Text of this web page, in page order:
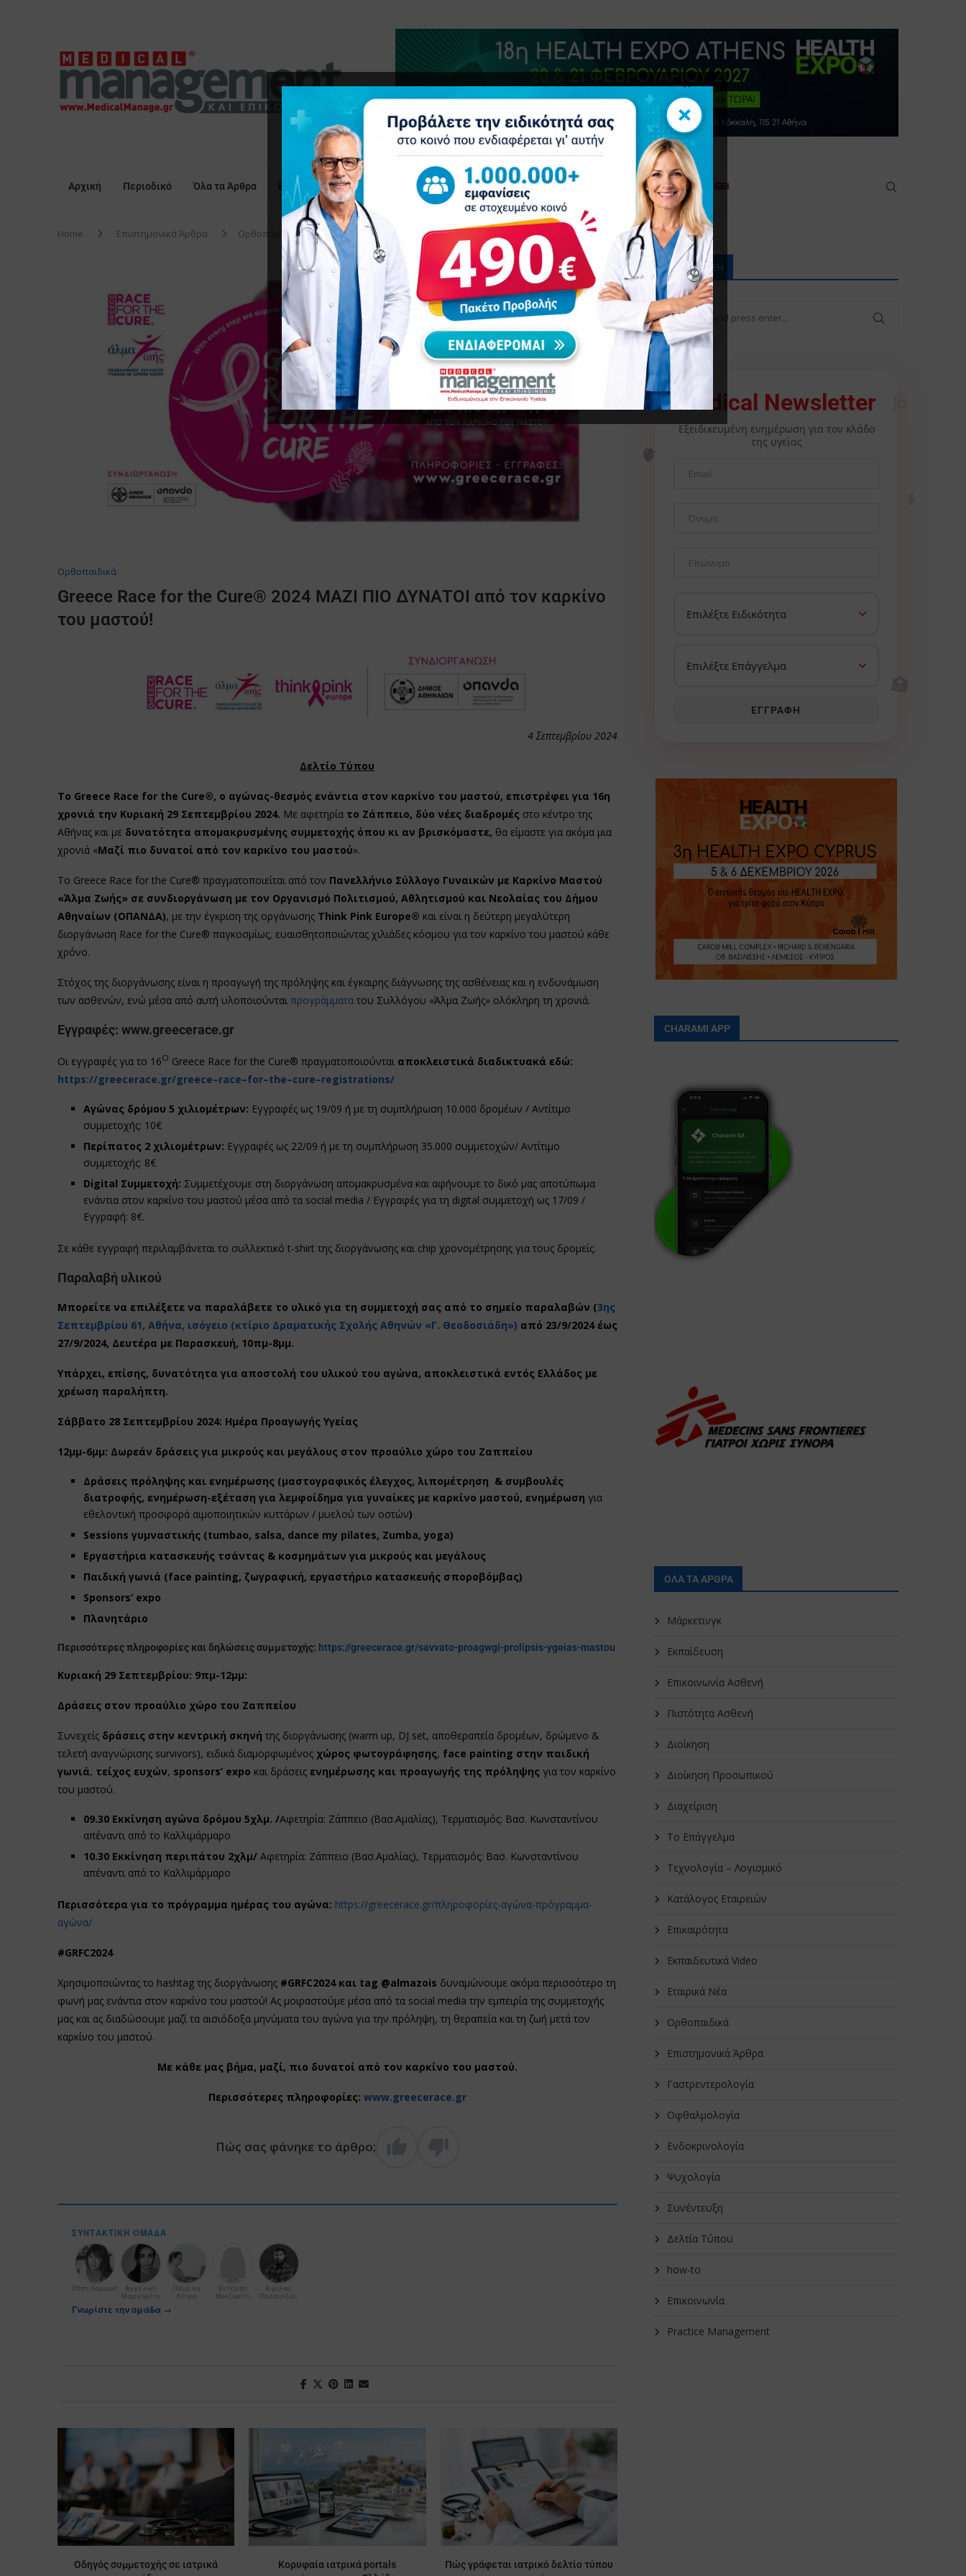
Αρχική Περιοδικό Όλα τα Άρθρα Επικαιρότητα Δελτία Τύπου Προβολή Ιατρού Επικοινωνία
Home Επιστημονικά Άρθρα Oρθοπαιδικά Greece Race for the Cure® 2024 ΜΑΖΙ ΠΙΟ ΔΥΝΑΤΟΙ από τον καρκίνο του μαστού!
Oρθοπαιδικά
Greece Race for the Cure® 2024 ΜΑΖΙ ΠΙΟ ΔΥΝΑΤΟΙ από τον καρκίνο
του μαστού!
4 Σεπτεμβρίου 2024
Δελτίο Τύπου
Το Greece Race for the Cure®, ο αγώνας-θεσμός ενάντια στον καρκίνο του μαστού, επιστρέφει για 16η
χρονιά την Κυριακή 29 Σεπτεμβρίου 2024. Με αφετηρία το Ζάππειο, δύο νέες διαδρομές στο κέντρο της
Αθήνας και με δυνατότητα απομακρυσμένης συμμετοχής όπου κι αν βρισκόμαστε, θα είμαστε για ακόμα μια
χρονιά «Μαζί πιο δυνατοί από τον καρκίνο του μαστού».
Το Greece Race for the Cure® πραγματοποιείται από τον Πανελλήνιο Σύλλογο Γυναικών με Καρκίνο Μαστού
«Άλμα Ζωής» σε συνδιοργάνωση με τον Οργανισμό Πολιτισμού, Αθλητισμού και Νεολαίας του Δήμου
Αθηναίων (ΟΠΑΝΔΑ), με την έγκριση της οργάνωσης Think Pink Europe® και είναι η δεύτερη μεγαλύτερη
διοργάνωση Race for the Cure® παγκοσμίως, ευαισθητοποιώντας χιλιάδες κόσμου για τον καρκίνο του μαστού κάθε
χρόνο.
Στόχος της διοργάνωσης είναι η προαγωγή της πρόληψης και έγκαιρης διάγνωσης της ασθένειας και η ενδυνάμωση
των ασθενών, ενώ μέσα από αυτή υλοποιούνται προγράμματατου Συλλόγου «Άλμα Ζωής» ολόκληρη τη χρονιά.
Εγγραφές: www.greecerace.gr
Οι εγγραφές για το 16Ο Greece Race for the Cure® πραγματοποιούνται αποκλειστικά διαδικτυακά εδώ:
https://greecerace.gr/greece–race–for–the–cure–registrations/
Αγώνας δρόμου 5 χιλιομέτρων: Εγγραφές ως 19/09 ή με τη συμπλήρωση 10.000 δρομέων / Αντίτιμο
συμμετοχής: 10€
Περίπατος 2 χιλιομέτρων: Εγγραφές ως 22/09 ή με τη συμπλήρωση 35.000 συμμετοχών/ Αντίτιμο
συμμετοχής: 8€
Digital Συμμετοχή: Συμμετέχουμε στη διοργάνωση απομακρυσμένα και αφήνουμε το δικό μας αποτύπωμα
ενάντια στον καρκίνο του μαστού μέσα από τα social media / Εγγραφές για τη digital συμμετοχή ως 17/09 /
Εγγραφή: 8€.
Σε κάθε εγγραφή περιλαμβάνεται το συλλεκτικό t-shirt της διοργάνωσης και chip χρονομέτρησης για τους δρομείς.
Παραλαβή υλικού
Μπορείτε να επιλέξετε να παραλάβετε το υλικό για τη συμμετοχή σας από το σημείο παραλαβών (3ης
Σεπτεμβρίου 61, Αθήνα, ισόγειο (κτίριο Δραματικής Σχολής Αθηνών «Γ. Θεοδοσιάδη») από 23/9/2024 έως
27/9/2024, Δευτέρα με Παρασκευή, 10πμ-8μμ.
Υπάρχει, επίσης, δυνατότητα για αποστολή του υλικού του αγώνα, αποκλειστικά εντός Ελλάδος με
χρέωση παραλήπτη.
Σάββατο 28 Σεπτεμβρίου 2024: Ημέρα Προαγωγής Υγείας
12μμ-6μμ: Δωρεάν δράσεις για μικρούς και μεγάλους στον προαύλιο χώρο του Ζαππείου
Δράσεις πρόληψης και ενημέρωσης (μαστογραφικός έλεγχος, λιπομέτρηση & συμβουλές
διατροφής, ενημέρωση-εξέταση για λεμφοίδημα για γυναίκες με καρκίνο μαστού, ενημέρωση για
εθελοντική προσφορά αιμοποιητικών κυττάρων / μυελού των οστών)
Sessions γυμναστικής (tumbao, salsa, dance my pilates, Zumba, yoga)
Εργαστήρια κατασκευής τσάντας & κοσμημάτων για μικρούς και μεγάλους
Παιδική γωνιά (face painting, ζωγραφική, εργαστήριο κατασκευής σποροβόμβας)
Sponsors’ expo
Πλανητάριο
Περισσότερες πληροφορίες και δηλώσεις συμμετοχής: https://greecerace.gr/savvato-proagwgi-prolipsis-ygeias-mastou
Κυριακή 29 Σεπτεμβρίου: 9πμ-12μμ:
Δράσεις στον προαύλιο χώρο του Ζαππείου
Συνεχείς δράσεις στην κεντρική σκηνή της διοργάνωσης (warm up, DJ set, αποθεραπεία δρομέων, δρώμενο &
τελετή αναγνώρισης survivors), ειδικά διαμορφωμένος χώρος φωτογράφησης, face painting στην παιδική
γωνιά, τείχος ευχών, sponsors’ expo και δράσεις ενημέρωσης και προαγωγής της πρόληψης για τον καρκίνο
του μαστού.
09.30 Εκκίνηση αγώνα δρόμου 5χλμ. /Αφετηρία: Ζάππειο (Βασ.Αμαλίας), Τερματισμός: Βασ. Κωνσταντίνου
απέναντι από το Καλλιμάρμαρο
10.30 Εκκίνηση περιπάτου 2χλμ/ Αφετηρία: Ζάππειο (Βασ.Αμαλίας), Τερματισμός: Βασ. Κωνσταντίνου
απέναντι από το Καλλιμάρμαρο
Περισσότερα για το πρόγραμμα ημέρας του αγώνα: https://greecerace.gr/πληροφορίες-αγώνα-πρόγραμμα-
αγώνα/
#GRFC2024
Χρησιμοποιώντας το hashtag της διοργάνωσης #GRFC2024 και tag @almazois δυναμώνουμε ακόμα περισσότερο τη
φωνή μας ενάντια στον καρκίνο του μαστού! Ας μοιραστούμε μέσα από τα social media την εμπειρία της συμμετοχής
μας και ας διαδώσουμε μαζί τα αισιόδοξα μηνύματα του αγώνα για την πρόληψη, τη θεραπεία και τη ζωή μετά τον
καρκίνο του μαστού.
Με κάθε μας βήμα, μαζί, πιο δυνατοί από τον καρκίνο του μαστού.
Περισσότερες πληροφορίες: www.greecerace.gr
Πώς σας φάνηκε το άρθρο;
ΣΥΝΤΑΚΤΙΚΉ ΟΜΆΔΑ
Πόπη Χαραμή
Αγγελική
Μαργαρίτη
Πάμελα
Λύτρα
Ευτέρπη
Μουζακίτη
Αιμίλιος
Παλάντζας
Γνωρίστε την ομάδα →
Οδηγός συμμετοχής σε ιατρικά
Κορυφαία ιατρικά portals
Πώς γράφεται ιατρικό δελτίο τύπου
ΑΝΑΖΉΤΗΣΗ
Medical Newsletter
Εξειδικευμένη ενημέρωση για τον κλάδο
της υγείας
ΕΓΓΡΑΦΉ
CHARAMI APP
ΟΛΑ ΤΑ ΑΡΘΡΑ
Μάρκετινγκ
Εκπαίδευση
Επικοινωνία Ασθενή
Πιστότητα Ασθενή
Διοίκηση
Διοίκηση Προσωπικού
Διαχείριση
Το Επάγγελμα
Τεχνολογία – Λογισμικό
Κατάλογος Εταιρειών
Επικαιρότητα
Εκπαιδευτικά Video
Εταιρικά Νέα
Oρθοπαιδικά
Επιστημονικά Άρθρα
Γαστρεντερολογία
Οφθαλμολογία
Ενδοκρινολογία
Ψυχολογία
Συνέντευξη
Δελτία Τύπου
how-to
Επικοινωνία
Practice Management
×
×